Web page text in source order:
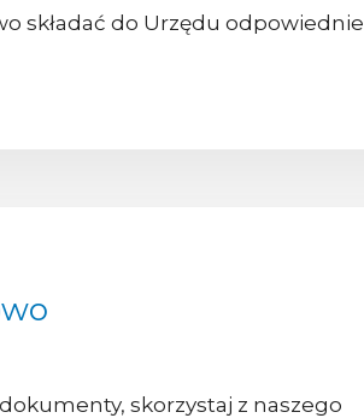
składać do Urzędu odpowiednie
skorzystaj z naszego